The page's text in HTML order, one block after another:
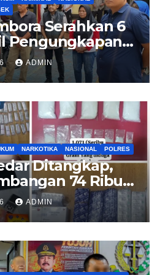
Serahkan 6
Pengungkapan
Kepada
sah
ADMIN
NARKOTIKA NASIONAL POLRES
Ditangkap,
74 Ribu
Sabu Hingga
Etomidate
ADMIN